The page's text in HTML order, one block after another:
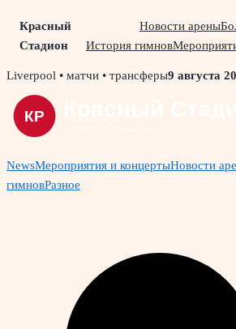
Красный
Стадион
Новости арены
История гимнов
Skip
content
Liverpool • матчи • трансферы9 августа
NewsМероприятия и концертыНовости
гимновРазное